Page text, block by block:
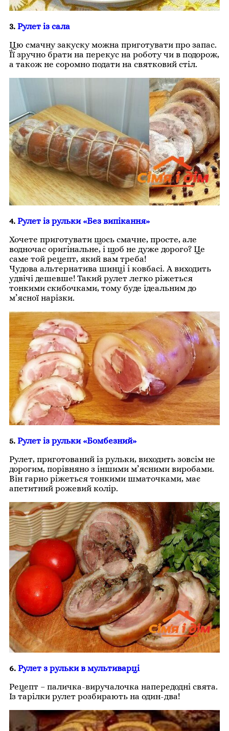
3. Рулет із сала
Цю смачну закуску можна приготувати про запас.
Її зручно брати на перекус на роботу чи в подорож,
а також не соромно подати на святковий стіл.
4. Рулет із рульки «Без випікання»
Хочете приготувати щось смачне, просте, але
водночас оригінальне, і щоб не дуже дорого? Це
саме той рецепт, який вам треба!
Чудова альтернатива шинці і ковбасі. А виходить
удвічі дешевше! Такий рулет легко ріжеться
тонкими скибочками, тому буде ідеальним до
м’ясної нарізки.
5. Рулет із рульки «Бомбезний»
Рулет, приготований із рульки, виходить зовсім не
дорогим, порівняно з іншими м’ясними виробами.
Він гарно ріжеться тонкими шматочками, має
апетитний рожевий колір.
6. Рулет з рульки в мультиварці
Рецепт – паличка-виручалочка напередодні свята.
Із тарілки рулет розбирають на один-два!